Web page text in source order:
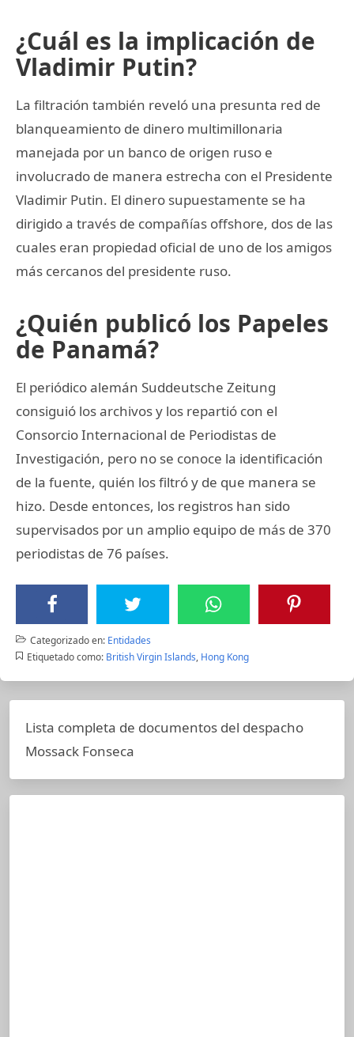
¿Cuál es la implicación de
Vladimir Putin?
La filtración también reveló una presunta red de
blanqueamiento de dinero multimillonaria
manejada por un banco de origen ruso e
involucrado de manera estrecha con el Presidente
Vladimir Putin. El dinero supuestamente se ha
dirigido a través de compañías offshore, dos de las
cuales eran propiedad oficial de uno de los amigos
más cercanos del presidente ruso.
¿Quién publicó los Papeles
de Panamá?
El periódico alemán Suddeutsche Zeitung
consiguió los archivos y los repartió con el
Consorcio Internacional de Periodistas de
Investigación, pero no se conoce la identificación
de la fuente, quién los filtró y de que manera se
hizo. Desde entonces, los registros han sido
supervisados por un amplio equipo de más de 370
periodistas de 76 países.
Categorizado en: Entidades
Etiquetado como: British Virgin Islands, Hong Kong
Lista completa de documentos del despacho
Mossack Fonseca